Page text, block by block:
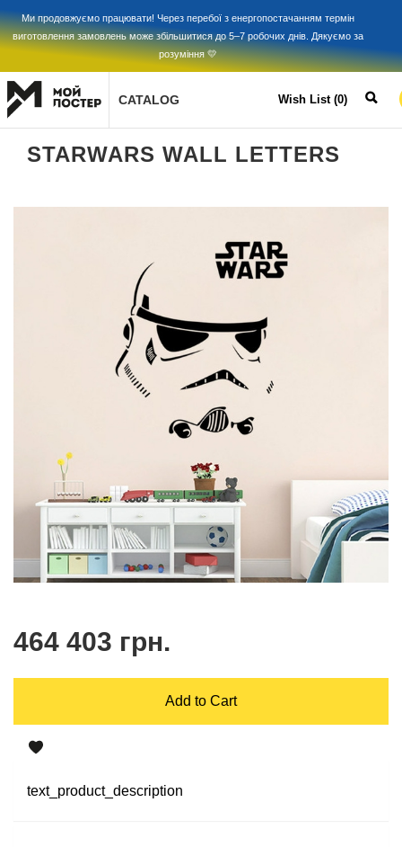
Ми продовжуємо працювати! Через перебої з енергопостачанням термін
виготовлення замовлень може збільшитися до 5–7 робочих днів. Дякуємо за
розуміння 💛
CATALOG Wish List (0)
STARWARS WALL LETTERS
464 403 грн.
Add to Cart
text_product_description